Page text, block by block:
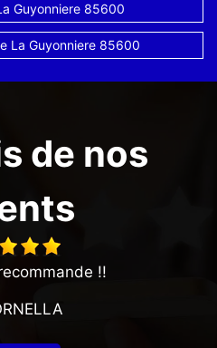
Guyonniere 85600
La Guyonniere 85600
de nos
!!